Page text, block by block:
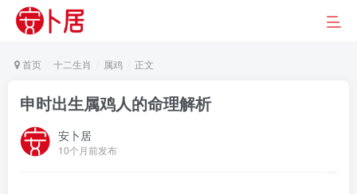
首页 十二生肖 属鸡 正文
申时出生属鸡人的命理解析
安卜居
10个月前发布